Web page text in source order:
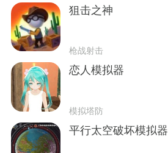
狙击之神
枪战射击
恋人模拟器
模拟塔防
平行太空破坏模拟器